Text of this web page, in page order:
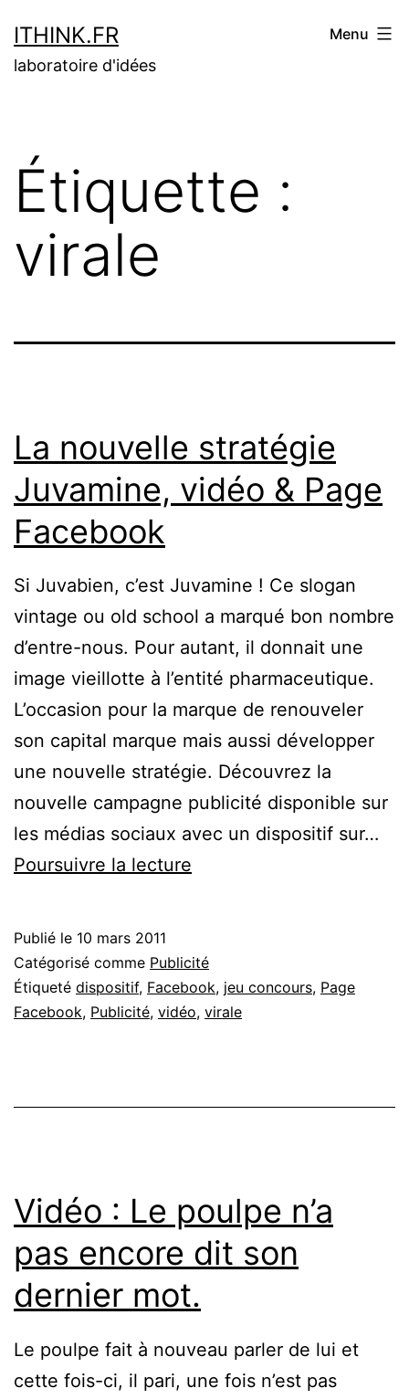
au
contenu
ITHINK.FR
laboratoire d'idées
Menu
Étiquette :
virale
La nouvelle stratégie
Juvamine, vidéo & Page
Facebook
Si Juvabien, c’est Juvamine ! Ce slogan
vintage ou old school a marqué bon nombre
d’entre-nous. Pour autant, il donnait une
image vieillotte à l’entité pharmaceutique.
L’occasion pour la marque de renouveler
son capital marque mais aussi développer
une nouvelle stratégie. Découvrez la
nouvelle campagne publicité disponible sur
les médias sociaux avec un dispositif sur…
Poursuivre la lecture
Juvamine,
vidéo
&
Publié le 10 mars 2011
Catégorisé comme Publicité
Étiqueté dispositif, Facebook, jeu concours, Page
Facebook, Publicité, vidéo, virale
Vidéo : Le poulpe n’a
pas encore dit son
dernier mot.
Le poulpe fait à nouveau parler de lui et
cette fois-ci, il pari, une fois n’est pas